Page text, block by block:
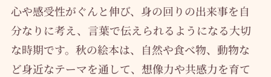
心や感受性がぐんと伸び、身の回りの出来事を自
分なりに考え、言葉で伝えられるようになる大切
な時期です。秋の絵本は、自然や食べ物、動物な
ど身近なテーマを通して、想像力や共感力を育て